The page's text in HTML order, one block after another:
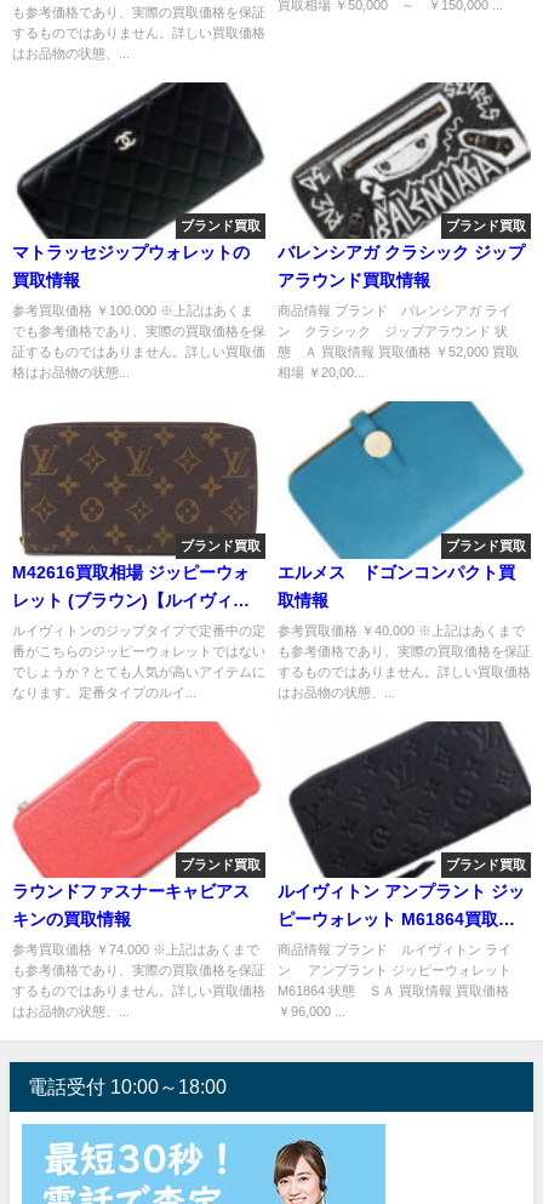
も参考価格であり、実際の買取価格を保証
するものではありません。詳しい買取価格
はお品物の状態、...
買取相場 ￥50,000 ～ ￥150,000 ...
ブランド買取
マトラッセジップウォレットの
買取情報
参考買取価格 ￥100.000 ※上記はあくま
でも参考価格であり、実際の買取価格を保
証するものではありません。詳しい買取価
格はお品物の状態...
ブランド買取
バレンシアガ クラシック ジップ
アラウンド買取情報
商品情報 ブランド バレンシアガ ライ
ン クラシック ジップアラウンド 状
態 Ａ 買取情報 買取価格 ￥52,000 買取
相場 ￥20,00...
ブランド買取
M42616買取相場 ジッピーウォ
レット (ブラウン)【ルイヴィト
ン財布買取価格】
ルイヴィトンのジップタイプで定番中の定
番がこちらのジッピーウォレットではない
でしょうか？とても人気が高いアイテムに
なります。定番タイプのルイ...
ブランド買取
エルメス ドゴンコンパクト買
取情報
参考買取価格 ￥40.000 ※上記はあくまで
も参考価格であり、実際の買取価格を保証
するものではありません。詳しい買取価格
はお品物の状態、...
ブランド買取
ラウンドファスナーキャビアス
キンの買取情報
参考買取価格 ￥74.000 ※上記はあくまで
も参考価格であり、実際の買取価格を保証
するものではありません。詳しい買取価格
はお品物の状態、...
ブランド買取
ルイヴィトン アンプラント ジッ
ピーウォレット M61864買取情
報
商品情報 ブランド ルイヴィトン ライ
ン アンプラント ジッピーウォレット
M61864 状態 ＳＡ 買取情報 買取価格
￥96,000 ...
電話受付 10:00～18:00